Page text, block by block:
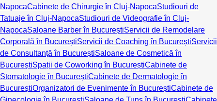
NapocaCabinete de Chirurgie în Cluj-NapocaStudiouri de
Tatuaje în Cluj-NapocaStudiouri de Videografie în Cluj-
NapocaSaloane Barber în BucureștiServicii de Remodelare
Corporală în BucureștiServicii de Coaching în BucureștiServicii
de Consultanță în BucureștiSaloane de Cosmetică în
BucureștiSpații de Coworking în BucureștiCabinete de
Stomatologie în BucureștiCabinete de Dermatologie în
BucureștiOrganizatori de Evenimente în BucureștiCabinete de